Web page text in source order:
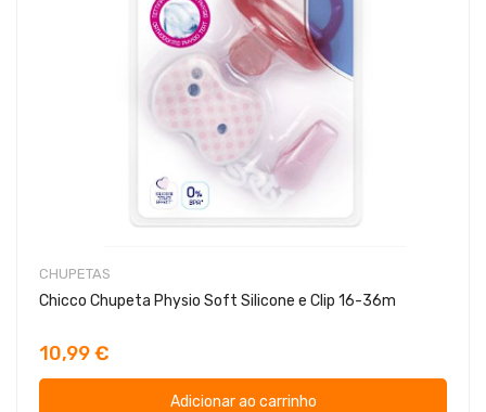
CHUPETAS
Chicco Chupeta Physio Soft Silicone e Clip 16-36m
10,99 €
Adicionar ao carrinho